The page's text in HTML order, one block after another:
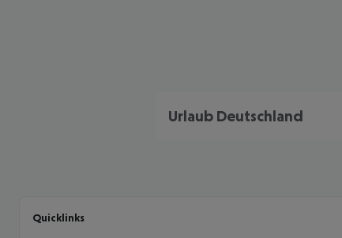
Urlaub Deutschland
Quicklinks